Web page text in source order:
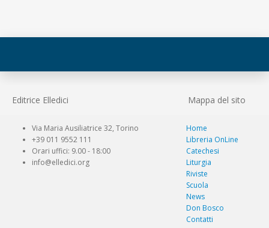
Editrice Elledici Mappa del sito
Via Maria Ausiliatrice 32, Torino
+39 011 9552 111
Orari uffici: 9.00 - 18:00
info@elledici.org
Home
Libreria OnLine
Catechesi
Liturgia
Riviste
Scuola
News
Don Bosco
Contatti